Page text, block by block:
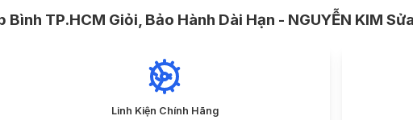
TP.HCM Giỏi, Bảo Hành Dài Hạn - NGUYỄN KIM
Linh Kiện Chính Hãng